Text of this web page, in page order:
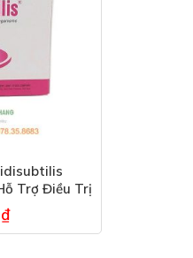
Trợ Điều Trị
Hoá
₫